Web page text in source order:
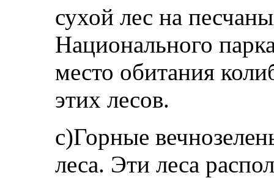
сухой лес на
Национального
место обитания
этих лесов.
c)Горные
леса. Эти леса